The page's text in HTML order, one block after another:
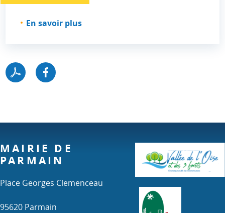
En savoir plus
MAIRIE DE
PARMAIN
Place Georges Clemenceau
95620 Parmain